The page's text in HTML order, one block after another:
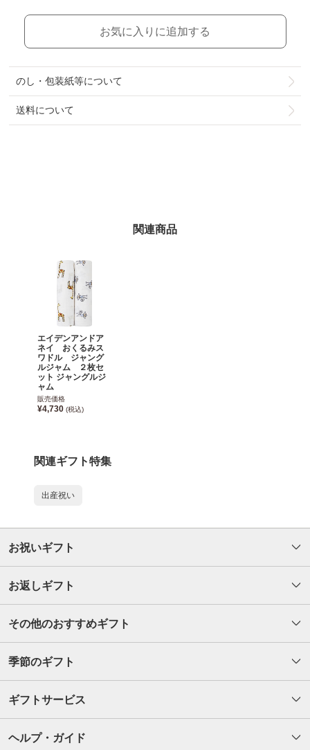
お気に入りに追加する
のし・包装紙等について
送料について
関連商品
エイデンアンドア
ネイ おくるみス
ワドル ジャング
ルジャム ２枚セ
ット ジャングルジ
ャム
販売価格
¥4,730 (税込)
関連ギフト特集
出産祝い
お祝いギフト
お返しギフト
その他のおすすめギフト
季節のギフト
ギフトサービス
ヘルプ・ガイド